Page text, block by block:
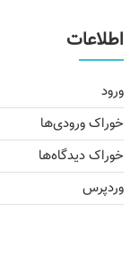
اطلاعات
ورود
خوراک ورودی‌ها
خوراک دیدگاه‌ها
وردپرس